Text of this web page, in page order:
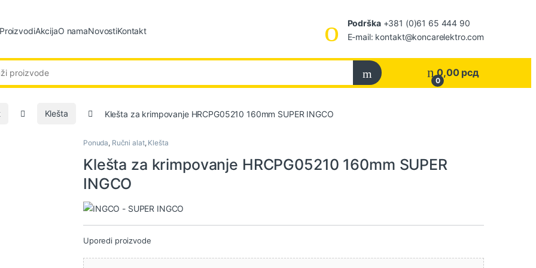
ProizvodiAkcijaO namaNovostiKontakt
Podrška+381 (0)61 65 444 90
E-mail: kontakt@koncarelektro.com
0
0,00 рсд
Klešta Klešta za krimpovanje HRCPG05210 160mm SUPER INGCO
Ponuda, Ručni alat, Klešta
Klešta za krimpovanje HRCPG05210 160mm SUPER
INGCO
Uporedi proizvode